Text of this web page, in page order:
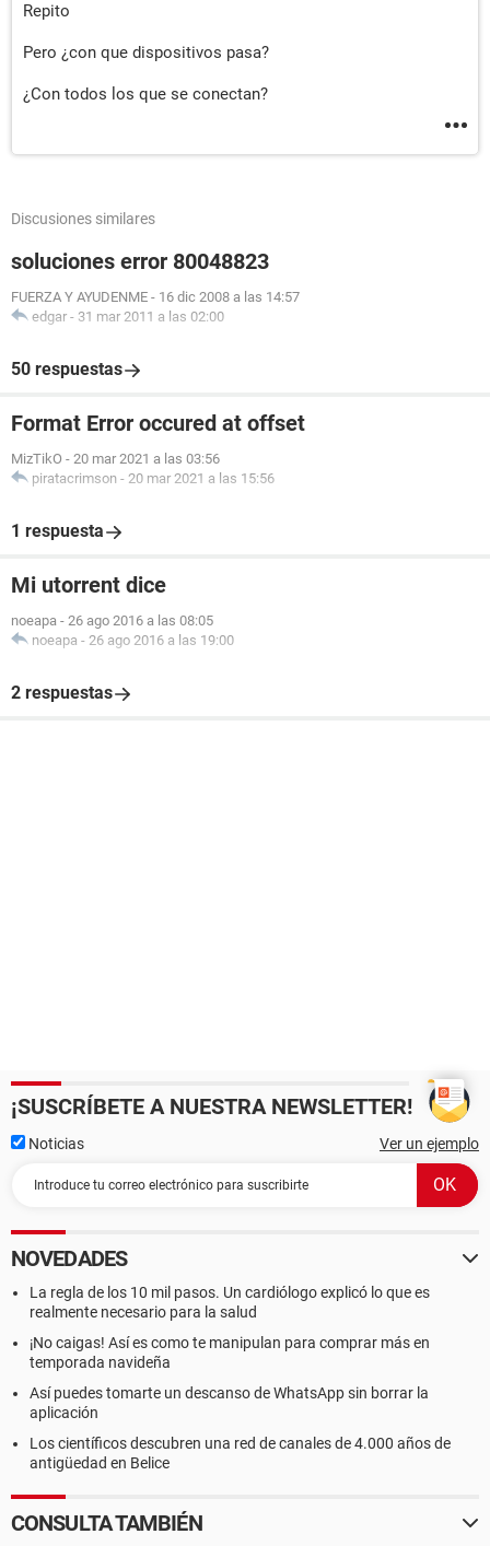
Repito
Pero ¿con que dispositivos pasa?
¿Con todos los que se conectan?
Discusiones similares
soluciones error 80048823
FUERZA Y AYUDENME - 16 dic 2008 a las 14:57
edgar - 31 mar 2011 a las 02:00
50 respuestas
Format Error occured at offset
MizTikO - 20 mar 2021 a las 03:56
piratacrimson - 20 mar 2021 a las 15:56
1 respuesta
Mi utorrent dice
noeapa - 26 ago 2016 a las 08:05
noeapa - 26 ago 2016 a las 19:00
2 respuestas
¡SUSCRÍBETE A NUESTRA NEWSLETTER!
Noticias Ver un ejemplo
NOVEDADES
La regla de los 10 mil pasos. Un cardiólogo explicó lo que es
realmente necesario para la salud
¡No caigas! Así es como te manipulan para comprar más en
temporada navideña
Así puedes tomarte un descanso de WhatsApp sin borrar la
aplicación
Los científicos descubren una red de canales de 4.000 años de
antigüedad en Belice
CONSULTA TAMBIÉN